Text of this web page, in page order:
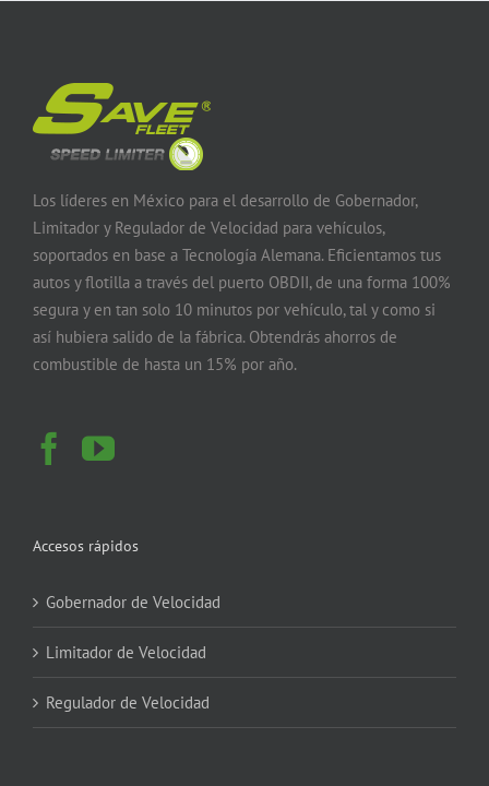
Los líderes en México para el desarrollo de Gobernador,
Limitador y Regulador de Velocidad para vehículos,
soportados en base a Tecnología Alemana. Eficientamos tus
autos y flotilla a través del puerto OBDII, de una forma 100%
segura y en tan solo 10 minutos por vehículo, tal y como si
así hubiera salido de la fábrica. Obtendrás ahorros de
combustible de hasta un 15% por año.
Accesos rápidos
Gobernador de Velocidad
Limitador de Velocidad
Regulador de Velocidad